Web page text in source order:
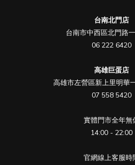
台南北門店
台南市中西區北門路
06 222 6420
高雄巨蛋店
高雄市左營區新上里明華
07 558 5420
實體門市全年無
14:00 - 22:00
官網線上客服時